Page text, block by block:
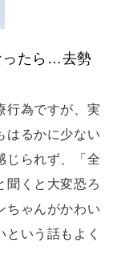
ったら…去勢
行為ですが、実
はるかに少ない
じられず、「全
聞くと大変恐ろ
ちゃんがかわい
いう話もよく